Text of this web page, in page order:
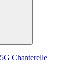
Chanterelle